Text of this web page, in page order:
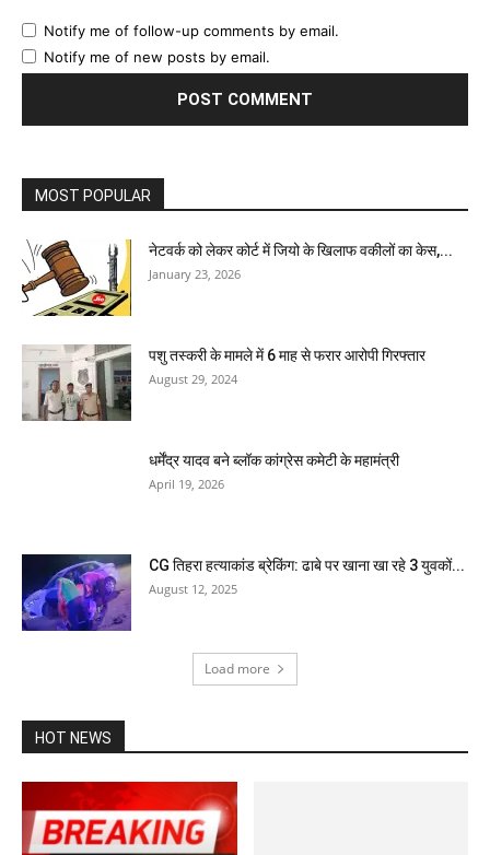
Notify me of follow-up comments by email.
Notify me of new posts by email.
MOST POPULAR
नेटवर्क को लेकर कोर्ट में जियो के खिलाफ वकीलों का केस,...
January 23, 2026
पशु तस्करी के मामले में 6 माह से फरार आरोपी गिरफ्तार
August 29, 2024
धर्मेंद्र यादव बने ब्लॉक कांग्रेस कमेटी के महामंत्री
April 19, 2026
CG तिहरा हत्याकांड ब्रेकिंग: ढाबे पर खाना खा रहे 3 युवकों...
August 12, 2025
Load more
HOT NEWS